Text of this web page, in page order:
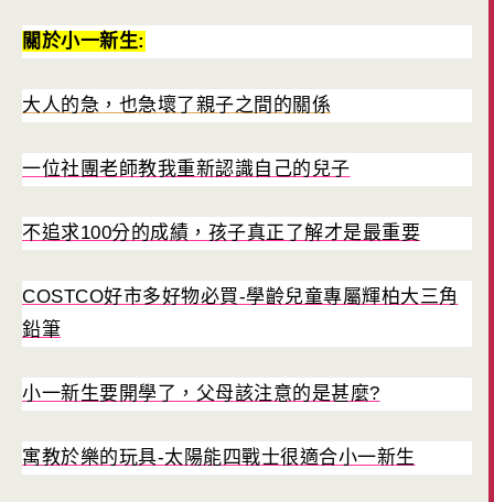
關於小一新生:
大人的急，也急壞了親子之間的關係
一位社團老師教我重新認識自己的兒子
不追求100分的成績，孩子真正了解才是最重要
COSTCO好市多好物必買-學齡兒童專屬輝柏大三角
鉛筆
小一新生要開學了，父母該注意的是甚麼?
寓教於樂的玩具-太陽能四戰士很適合小一新生